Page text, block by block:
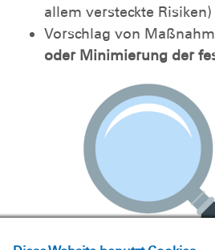
allem versteckte Risiken)
Vorschlag von
oder Minimierung der